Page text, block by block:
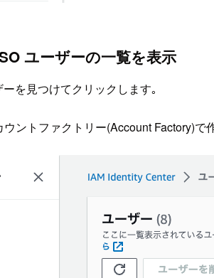
ユーザーの一覧を表示
を見つけてクリックします｡
ントファクトリー(Account Factory)